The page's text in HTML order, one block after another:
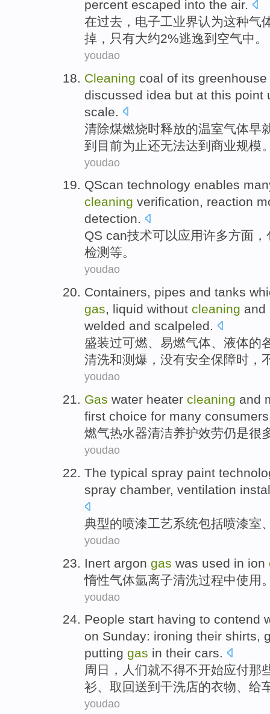
percent escaped into the air.
在过去 ，电子工业界认为这种气
掉， 只有大约2%逃逸到空气中。
youdao
Cleaning coal of its greenhouse
discussed idea but at this point
scale
清除煤燃烧时释放的温室气体早
到目前为止还无法达到商业规模
youdao
QScan technology enables
cleaning verification, reaction
detection.
QS can技术可以应用许多方面，
检测等。
youdao
Containers, pipes and tanks
gas, liquid without cleaning and
welded and scalpeled.
盛装过可燃、易燃气体、 液体的
清洗和测 爆，没有安全保障时，
youdao
Gas water heater cleaning and
first choice for many consumers
燃气热水器清洁养护效劳仍是很
youdao
The typical spray paint
spray chamber, ventilation
典型的喷漆工艺系统包括喷漆室
youdao
Inert argon gas was used in ion
惰性气体氩离子清洗过程中使用
youdao
People start having to contend
on Sunday: ironing their shirts,
putting gas in their cars.
周日
， 人们就不得不开始应付那
衫、 取回送到干洗店的衣物、给
youdao